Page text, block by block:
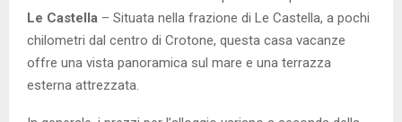
Le Castella – Situata nella frazione di Le Castella, a pochi
chilometri dal centro di Crotone, questa casa vacanze
offre una vista panoramica sul mare e una terrazza
esterna attrezzata.